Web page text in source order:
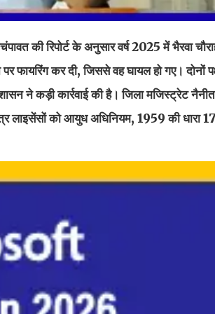
की रिपोर्ट के अनुसार वर्ष 2025 में भैरवा
पर फायरिंग कर दी, जिससे वह घायल हो गए। दोनों
ने कड़ी कार्रवाई की है। जिला मजिस्ट्रेट
लाइसेंसों को आयुध अधिनियम, 1959 की धारा